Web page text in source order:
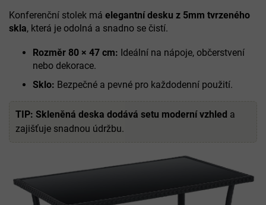
Konferenční stolek má elegantní desku z 5mm tvrzeného
skla, která je odolná a snadno se čistí.
Rozměr 80 × 47 cm: Ideální na nápoje, občerstvení
nebo dekorace.
Sklo: Bezpečné a pevné pro každodenní použití.
TIP: Skleněná deska dodává setu moderní vzhled a
zajišťuje snadnou údržbu.